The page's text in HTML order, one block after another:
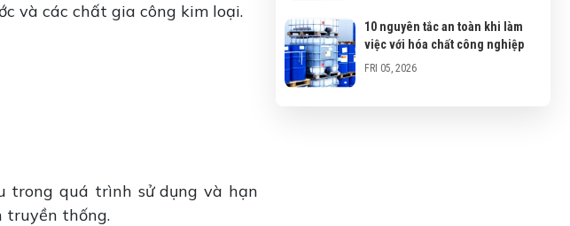
và các chất gia công kim loại.
trong quá trình sử dụng và hạn
truyền thống.
10 nguyên tắc an toàn khi làm
việc với hóa chất công nghiệp
FRI 05, 2026